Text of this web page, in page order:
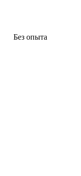
Без опыта